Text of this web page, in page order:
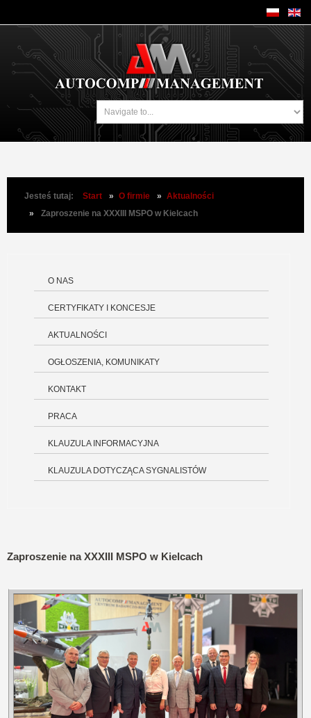
Jesteś tutaj: Start » O firmie » Aktualności
»
Zaproszenie na XXXIII MSPO w Kielcach
O NAS
CERTYFIKATY I KONCESJE
AKTUALNOŚCI
OGŁOSZENIA, KOMUNIKATY
KONTAKT
PRACA
KLAUZULA INFORMACYJNA
KLAUZULA DOTYCZĄCA SYGNALISTÓW
Zaproszenie na XXXIII MSPO w Kielcach